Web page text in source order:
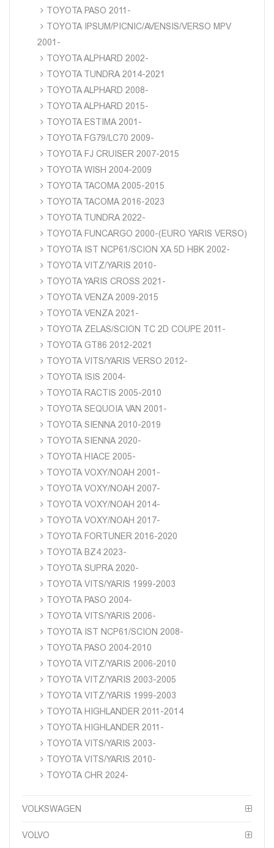
TOYOTA PASO 2011-
TOYOTA IPSUM/PICNIC/AVENSIS/VERSO MPV
2001-
TOYOTA ALPHARD 2002-
TOYOTA TUNDRA 2014-2021
TOYOTA ALPHARD 2008-
TOYOTA ALPHARD 2015-
TOYOTA ESTIMA 2001-
TOYOTA FG79/LC70 2009-
TOYOTA FJ CRUISER 2007-2015
TOYOTA WISH 2004-2009
TOYOTA TACOMA 2005-2015
TOYOTA TACOMA 2016-2023
TOYOTA TUNDRA 2022-
TOYOTA FUNCARGO 2000-(EURO YARIS VERSO)
TOYOTA IST NCP61/SCION XA 5D HBK 2002-
TOYOTA VITZ/YARIS 2010-
TOYOTA YARIS CROSS 2021-
TOYOTA VENZA 2009-2015
TOYOTA VENZA 2021-
TOYOTA ZELAS/SCION TC 2D COUPE 2011-
TOYOTA GT86 2012-2021
TOYOTA VITS/YARIS VERSO 2012-
TOYOTA ISIS 2004-
TOYOTA RACTIS 2005-2010
TOYOTA SEQUOIA VAN 2001-
TOYOTA SIENNA 2010-2019
TOYOTA SIENNA 2020-
TOYOTA HIACE 2005-
TOYOTA VOXY/NOAH 2001-
TOYOTA VOXY/NOAH 2007-
TOYOTA VOXY/NOAH 2014-
TOYOTA VOXY/NOAH 2017-
TOYOTA FORTUNER 2016-2020
TOYOTA BZ4 2023-
TOYOTA SUPRA 2020-
TOYOTA VITS/YARIS 1999-2003
TOYOTA PASO 2004-
TOYOTA VITS/YARIS 2006-
TOYOTA IST NCP61/SCION 2008-
TOYOTA PASO 2004-2010
TOYOTA VITZ/YARIS 2006-2010
TOYOTA VITZ/YARIS 2003-2005
TOYOTA VITZ/YARIS 1999-2003
TOYOTA HIGHLANDER 2011-2014
TOYOTA HIGHLANDER 2011-
TOYOTA VITS/YARIS 2003-
TOYOTA VITS/YARIS 2010-
TOYOTA CHR 2024-
VOLKSWAGEN
VOLVO